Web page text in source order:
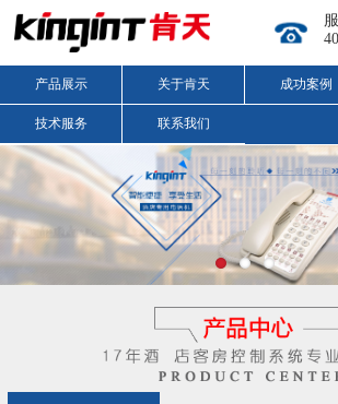
产品展示 关于肯天 成功案例
技术服务 联系我们